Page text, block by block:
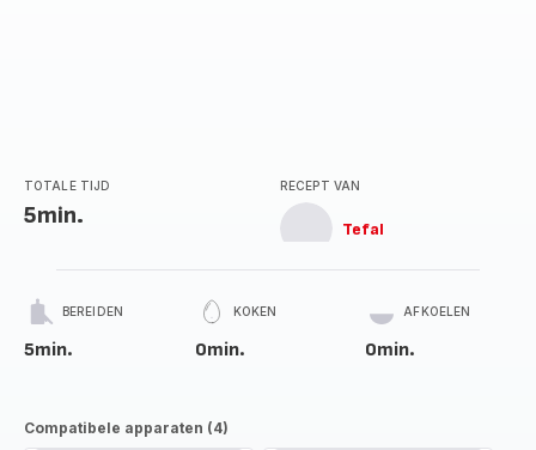
TOTALE TIJD
5min.
RECEPT VAN
Tefal
BEREIDEN
5min.
KOKEN
0min.
AFKOELEN
0min.
Compatibele apparaten (4)